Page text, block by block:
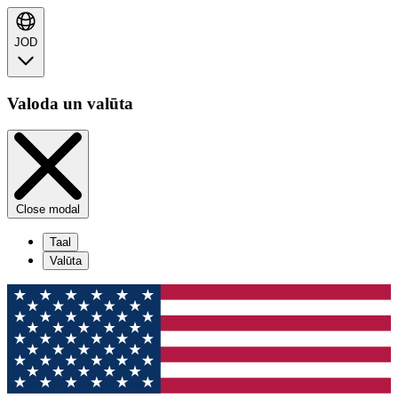
JOD
Valoda un valūta
Close modal
Taal
Valūta